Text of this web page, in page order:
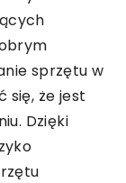
sprzętu w
się, że jest
Dzięki